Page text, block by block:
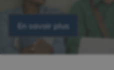
En savoir plus